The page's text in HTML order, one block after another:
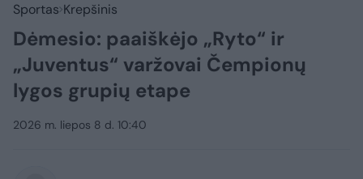
Sportas Krepšinis
Dėmesio: paaiškėjo „Ryto“ ir
„Juventus“ varžovai Čempionų
lygos grupių etape
2026 m. liepos 8 d. 10:40